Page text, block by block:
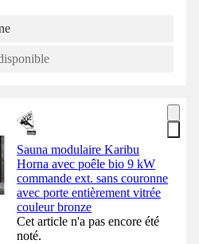
Sauna modulaire Karibu
Horna avec poêle bio 9 kW
commande ext. sans couronne
avec porte entièrement vitrée
couleur bronze
Cet article n'a pas encore été
noté.